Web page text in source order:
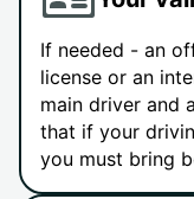
If needed - an
license or an
main driver and
that if your
you must bring